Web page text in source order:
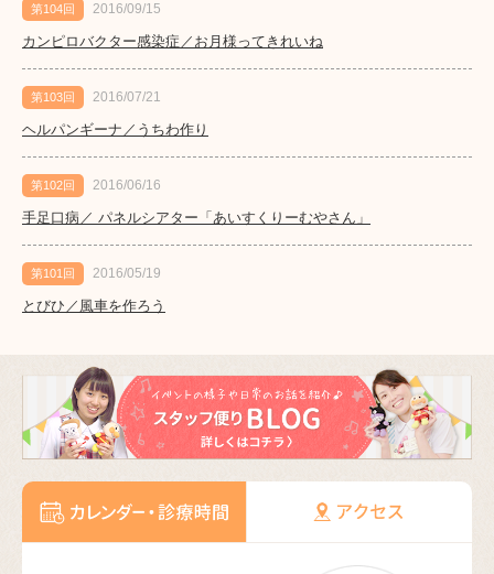
第104回 2016/09/15
カンピロバクター感染症／お月様ってきれいね
第103回 2016/07/21
ヘルパンギーナ／うちわ作り
第102回 2016/06/16
手足口病／ パネルシアター「あいすくりーむやさん」
第101回 2016/05/19
とびひ／風車を作ろう